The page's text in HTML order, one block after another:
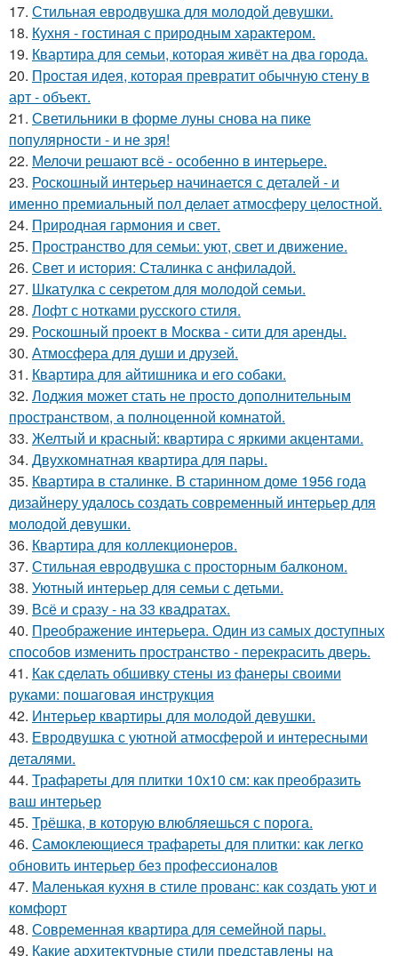
17. Стильная евродвушка для молодой девушки.
18. Кухня - гостиная с природным характером.
19. Квартира для семьи, которая живёт на два города.
20. Простая идея, которая превратит обычную стену в
арт - объект.
21. Светильники в форме луны снова на пике
популярности - и не зря!
22. Мелочи решают всё - особенно в интерьере.
23. Роскошный интерьер начинается с деталей - и
именно премиальный пол делает атмосферу целостной.
24. Природная гармония и свет.
25. Пространство для семьи: уют, свет и движение.
26. Свет и история: Сталинка с анфиладой.
27. Шкатулка с секретом для молодой семьи.
28. Лофт с нотками русского стиля.
29. Роскошный проект в Москва - сити для аренды.
30. Атмосфера для души и друзей.
31. Квартира для айтишника и его собаки.
32. Лоджия может стать не просто дополнительным
пространством, а полноценной комнатой.
33. Желтый и красный: квартира с яркими акцентами.
34. Двухкомнатная квартира для пары.
35. Квартира в сталинке. В старинном доме 1956 года
дизайнеру удалось создать современный интерьер для
молодой девушки.
36. Квартира для коллекционеров.
37. Стильная евродвушка с просторным балконом.
38. Уютный интерьер для семьи с детьми.
39. Всё и сразу - на 33 квадратах.
40. Преображение интерьера. Один из самых доступных
способов изменить пространство - перекрасить дверь.
41. Как сделать обшивку стены из фанеры своими
руками: пошаговая инструкция
42. Интерьер квартиры для молодой девушки.
43. Евродвушка с уютной атмосферой и интересными
деталями.
44. Трафареты для плитки 10х10 см: как преобразить
ваш интерьер
45. Трёшка, в которую влюбляешься с порога.
46. Самоклеющиеся трафареты для плитки: как легко
обновить интерьер без профессионалов
47. Маленькая кухня в стиле прованс: как создать уют и
комфорт
48. Современная квартира для семейной пары.
49. Какие архитектурные стили представлены на